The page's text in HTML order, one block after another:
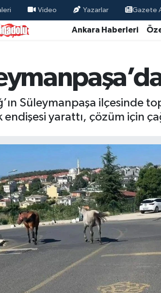
Video Yazarlar Gazete
Ankara Haberleri
Süleymanpaşa ilçesinde
yarattı, çözüm için